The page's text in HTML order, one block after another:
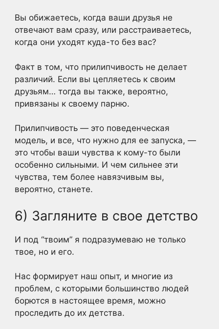
Вы обижаетесь, когда ваши друзья не
отвечают вам сразу, или расстраиваетесь,
когда они уходят куда-то без вас?
Факт в том, что прилипчивость не делает
различий. Если вы цепляетесь к своим
друзьям… тогда вы также, вероятно,
привязаны к своему парню.
Прилипчивость — это поведенческая
модель, и все, что нужно для ее запуска, —
это чтобы ваши чувства к кому-то были
особенно сильными. И чем сильнее эти
чувства, тем более навязчивым вы,
вероятно, станете.
6) Загляните в свое детство
И под “твоим” я подразумеваю не только
твое, но и его.
Нас формирует наш опыт, и многие из
проблем, с которыми большинство людей
борются в настоящее время, можно
проследить до их детства.